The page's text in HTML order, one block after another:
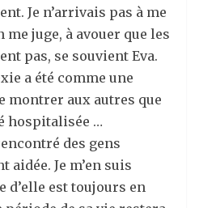
Je n’arrivais pas à me
me juge, à avouer que les
pas, se souvient Eva.
a été comme une
montrer aux autres que
hospitalisée …
des gens
aidée. Je m’en suis
d’elle est toujours en